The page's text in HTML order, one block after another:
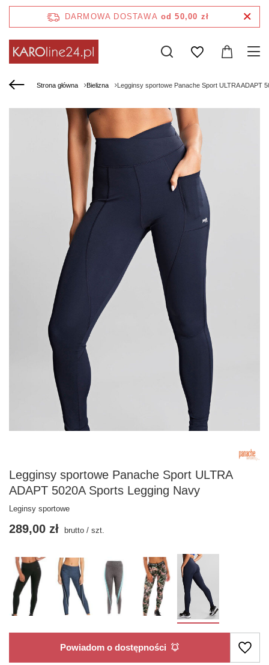
DARMOWA DOSTAWA od 50,00 zł
Strona główna Bielizna Legginsy sportowe Panache Sport ULTRA ADAPT
Legginsy sportowe Panache Sport ULTRA
ADAPT 5020A Sports Legging Navy
Leginsy sportowe
289,00 zł brutto / szt.
Powiadom o dostępności